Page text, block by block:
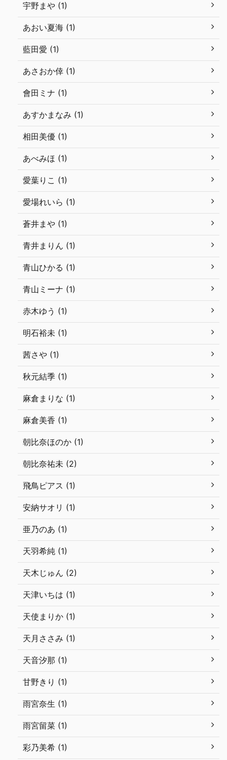
宇野まや (1)
あおい夏海 (1)
藍田愛 (1)
あさおか倖 (1)
會田ミナ (1)
あすかまなみ (1)
相田美優 (1)
あべみほ (1)
愛葉りこ (1)
愛場れいら (1)
蒼井まや (1)
青井まりん (1)
青山ひかる (1)
青山ミーナ (1)
赤木ゆう (1)
明石裕未 (1)
茜さや (1)
秋元結季 (1)
麻倉まりな (1)
麻倉美香 (1)
朝比奈ほのか (1)
朝比奈祐未 (2)
飛鳥ピアス (1)
安納サオリ (1)
亜乃のあ (1)
天羽希純 (1)
天木じゅん (2)
天津いちは (1)
天使まりか (1)
天月ささみ (1)
天音汐那 (1)
甘野きり (1)
雨宮奈生 (1)
雨宮留菜 (1)
彩乃美希 (1)